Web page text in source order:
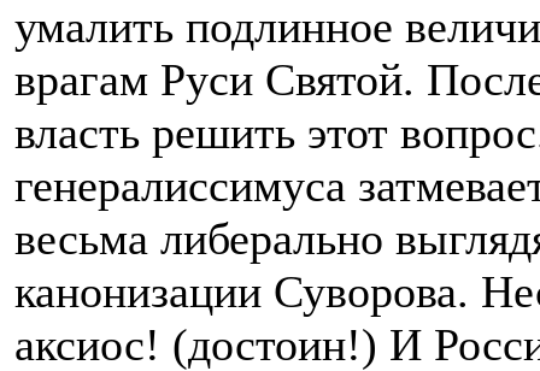
умалить подлинное
врагам Руси Святой.
власть решить этот
генералиссимуса
весьма либерально
канонизации Суворова.
аксиос! (достоин!) И